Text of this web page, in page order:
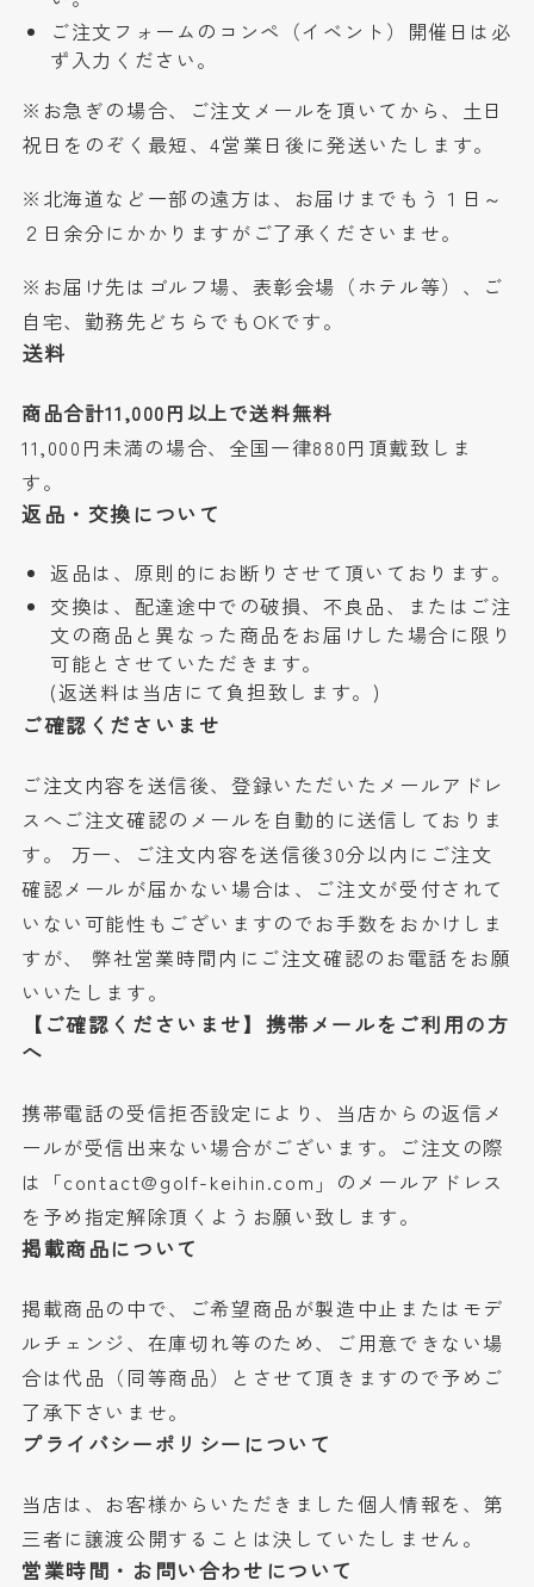
ご注文フォームのコンペ（イベント）開催日は必
ず入力ください。
※お急ぎの場合、ご注文メールを頂いてから、土日
祝日をのぞく最短、4営業日後に発送いたします。
※北海道など一部の遠方は、お届けまでもう１日～
２日余分にかかりますがご了承くださいませ。
※お届け先はゴルフ場、表彰会場（ホテル等）、ご
自宅、勤務先どちらでもOKです。
送料
商品合計11,000円以上で送料無料
11,000円未満の場合、全国一律880円頂戴致しま
す。
返品・交換について
返品は、原則的にお断りさせて頂いております。
交換は、配達途中での破損、不良品、またはご注
文の商品と異なった商品をお届けした場合に限り
可能とさせていただきます。
(返送料は当店にて負担致します。)
ご確認くださいませ
ご注文内容を送信後、登録いただいたメールアドレ
スへご注文確認のメールを自動的に送信しておりま
す。 万一、ご注文内容を送信後30分以内にご注文
確認メールが届かない場合は、ご注文が受付されて
いない可能性もございますのでお手数をおかけしま
すが、 弊社営業時間内にご注文確認のお電話をお願
いいたします。
【ご確認くださいませ】携帯メールをご利用の方
へ
携帯電話の受信拒否設定により、当店からの返信メ
ールが受信出来ない場合がございます。ご注文の際
は「contact@golf-keihin.com」のメールアドレス
を予め指定解除頂くようお願い致します。
掲載商品について
掲載商品の中で、ご希望商品が製造中止またはモデ
ルチェンジ、在庫切れ等のため、ご用意できない場
合は代品（同等商品）とさせて頂きますので予めご
了承下さいませ。
プライバシーポリシーについて
当店は、お客様からいただきました個人情報を、第
三者に譲渡公開することは決していたしません。
営業時間・お問い合わせについて